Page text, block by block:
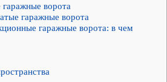
гаражные ворота
гаражные ворота
гаражные ворота: в чем